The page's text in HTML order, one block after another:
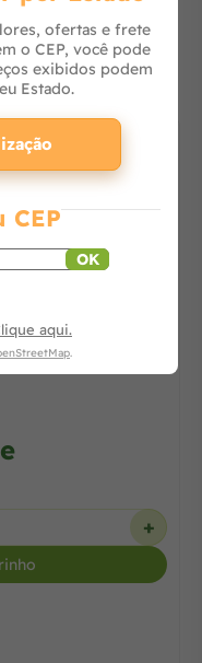
vendo
M16 Clean
+
ofertas e frete
o CEP, você pode
exibidos podem
Estado.
CEP
OK
aqui.